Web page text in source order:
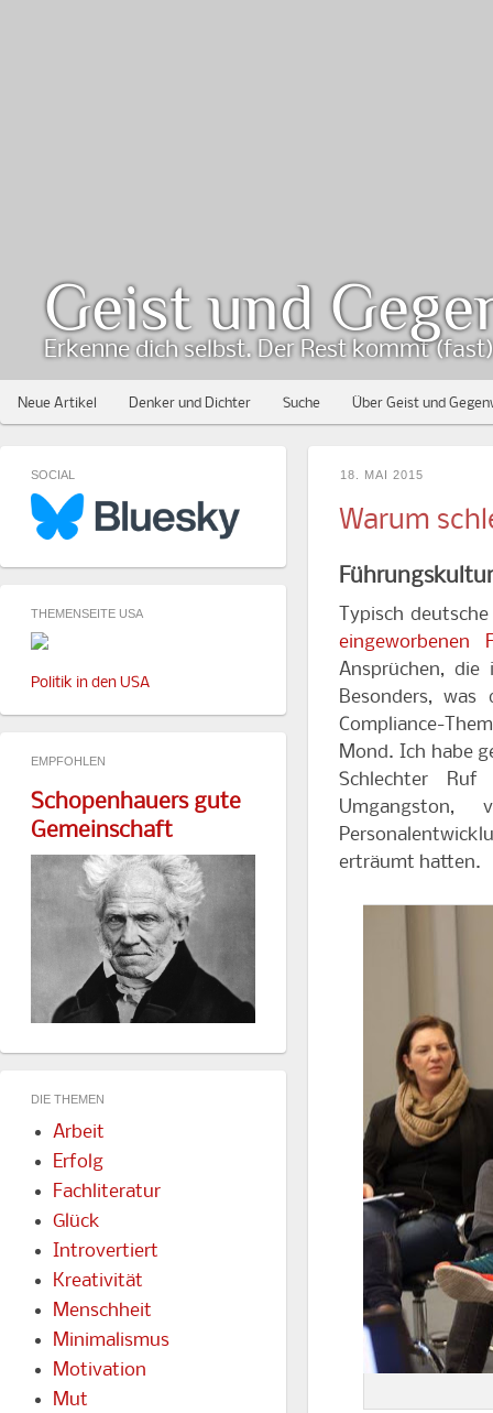
Neue Artikel Denker und Dichter Suche Über Geist und
Geist und
Erkenne dich selbst. Der Rest kommt
18. MAI 2015
Warum
Typisch
eingeworbenen
Ansprüchen,
Besonders,
Compliance-
Mond. Ich habe
Schlechter
Umgangston,
erträumt hatten.
SOCIAL
THEMENSEITE USA
Politik in den USA
EMPFOHLEN
Schopenhauers gute
Gemeinschaft
DIE THEMEN
Arbeit
Erfolg
Fachliteratur
Glück
Introvertiert
Kreativität
Menschheit
Minimalismus
Motivation
Mut